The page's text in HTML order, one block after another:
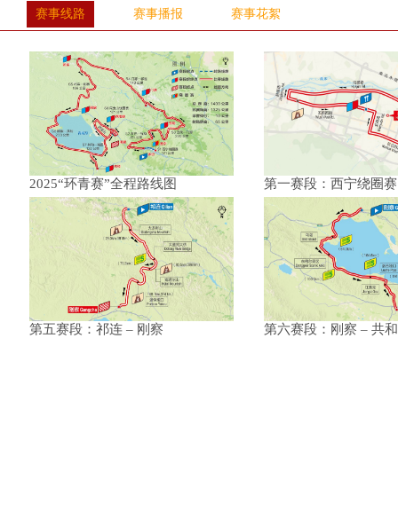
赛事线路 赛事播报 赛事花絮
2025“环青赛”全程路线图 第一赛段：西宁绕圈赛
第五赛段：祁连 – 刚察 第六赛段：刚察 – 共和